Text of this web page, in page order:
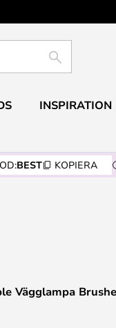
SÖK
INSPIRATION
BEST KOPIERA
Vägglampa